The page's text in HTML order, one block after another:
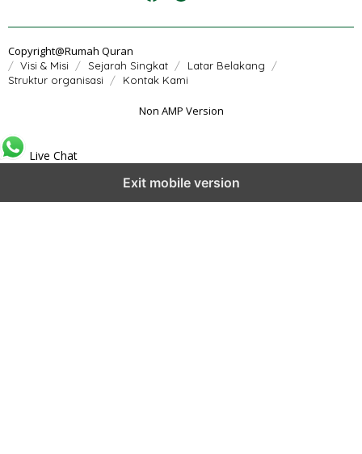
Copyright@Rumah Quran
Visi & Misi Sejarah Singkat
Latar Belakang
Struktur organisasi
Kontak Kami
Non AMP Version
Live Chat
Exit mobile version